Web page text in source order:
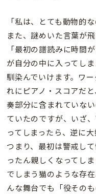
「私は、とても動物的な
また、謎めいた言葉が飛
「最初の譜読みに時間
が自分の中に入ってし
馴染んでいけます。ワ
れにピアノ・スコアだ
奏部分に含まれていな
ていたのですが、いざ
ってしまったら、逆に
つまり、最初は警戒し
ったん親しくなってし
でしまう猫のような存
んな舞台でも「役その